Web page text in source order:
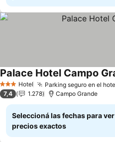
3 Estrellas
Hotel Parking seguro en el
Palace Hotel Campo
7,4 1.278 Campo Grande
Seleccioná las fechas para
precios exactos